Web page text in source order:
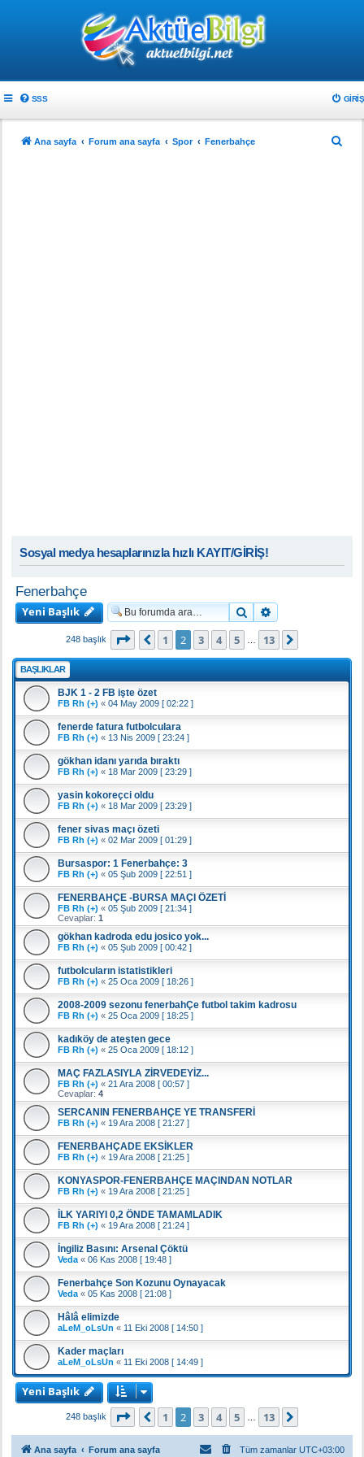
SSS GIRIŞ
Ana sayfa Forum ana sayfa Spor Fenerbahçe
Sosyal medya hesaplarınızla hızlı KAYIT/GİRİŞ!
Fenerbahçe
Yeni Başlık
Ara
248 başlık . sayfa (Toplam13 sayfa)
Önceki
1 2 3 4 5 13
BAŞLIKLAR
BJK 1 - 2 FB işte özet
FB Rh (+) « 04 May 2009 [ 02:22 ]
fenerde fatura futbolculara
FB Rh (+) « 13 Nis 2009 [ 23:24 ]
gökhan idanı yarıda bıraktı
FB Rh (+) « 18 Mar 2009 [ 23:29 ]
yasin kokoreçci oldu
FB Rh (+) « 18 Mar 2009 [ 23:29 ]
fener sivas maçı özeti
FB Rh (+) « 02 Mar 2009 [ 01:29 ]
Bursaspor: 1 Fenerbahçe: 3
FB Rh (+) « 05 Şub 2009 [ 22:51 ]
FENERBAHÇE -BURSA MAÇI ÖZETİ
FB Rh (+) « 05 Şub 2009 [ 21:34 ]
Cevaplar: 1
gökhan kadroda edu josico yok...
FB Rh (+) « 05 Şub 2009 [ 00:42 ]
futbolcuların istatistikleri
FB Rh (+) « 25 Oca 2009 [ 18:26 ]
2008-2009 sezonu fenerbahÇe futbol takim kadrosu
FB Rh (+) « 25 Oca 2009 [ 18:25 ]
kadıköy de ateşten gece
FB Rh (+) « 25 Oca 2009 [ 18:12 ]
MAÇ FAZLASIYLA ZİRVEDEYİZ...
FB Rh (+) « 21 Ara 2008 [ 00:57 ]
Cevaplar: 4
SERCANIN FENERBAHÇE YE TRANSFERİ
FB Rh (+) « 19 Ara 2008 [ 21:27 ]
FENERBAHÇADE EKSİKLER
FB Rh (+) « 19 Ara 2008 [ 21:25 ]
KONYASPOR-FENERBAHÇE MAÇINDAN NOTLAR
FB Rh (+) « 19 Ara 2008 [ 21:25 ]
İLK YARIYI 0,2 ÖNDE TAMAMLADIK
FB Rh (+) « 19 Ara 2008 [ 21:24 ]
İngiliz Basını: Arsenal Çöktü
Veda « 06 Kas 2008 [ 19:48 ]
Fenerbahçe Son Kozunu Oynayacak
Veda « 05 Kas 2008 [ 21:08 ]
Hâlâ elimizde
aLeM_oLsUn « 11 Eki 2008 [ 14:50 ]
Kader maçları
aLeM_oLsUn « 11 Eki 2008 [ 14:49 ]
Yeni Başlık
248 başlık . sayfa (Toplam13 sayfa)
Önceki
1 2 3 4 5 13
Ana sayfa Forum ana sayfa Tüm zamanlar UTC+03:00